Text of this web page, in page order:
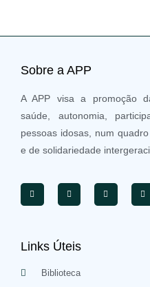
Sobre a APP
A APP visa a promoção
saúde, autonomia,
pessoas idosas, num
e de solidariedade
Links Úteis
Biblioteca